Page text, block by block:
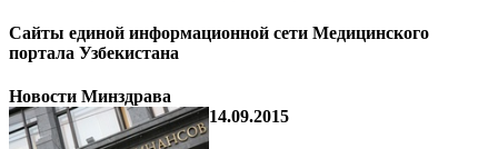
Сайты единой информационной сети Медицинского
портала Узбекистана
Новости Минздрава
14.09.2015